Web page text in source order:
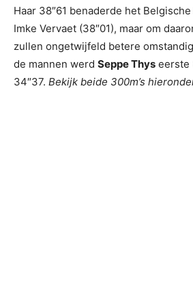
Haar 38″61 benaderde het
Imke Vervaet (38″01), maar om
zullen ongetwijfeld betere
de mannen werd Seppe Thys eerste
34″37. Bekijk beide 300m’s